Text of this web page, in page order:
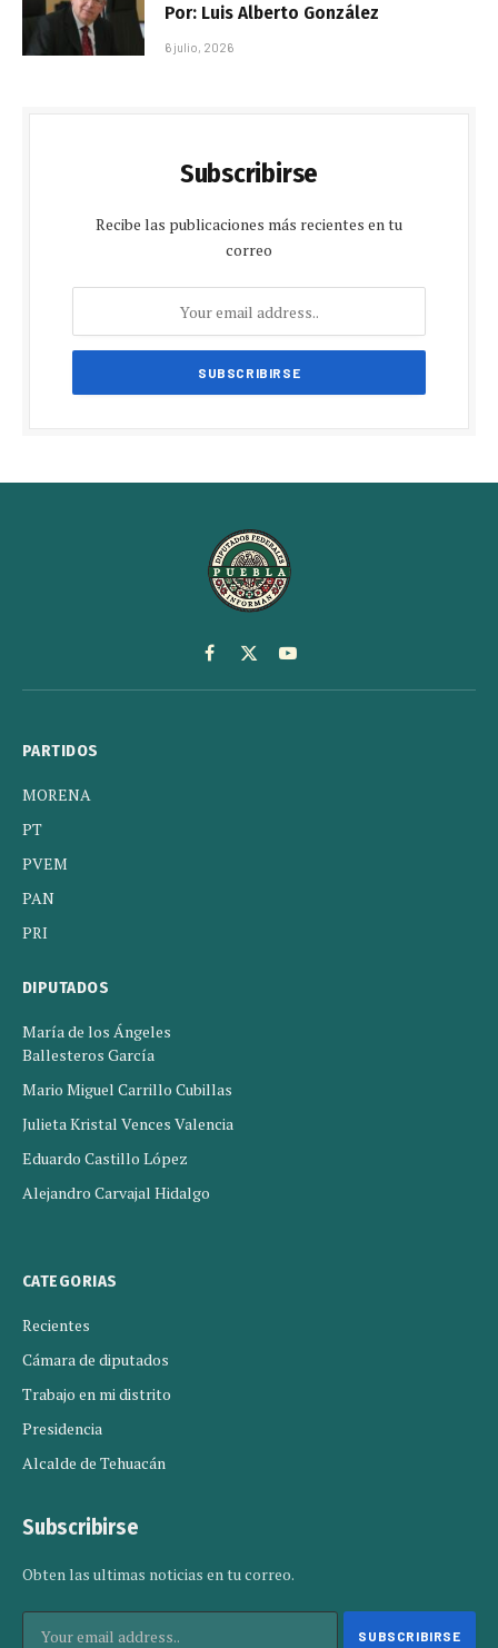
Por: Luis Alberto González
6 julio, 2026
Subscribirse
Recibe las publicaciones más recientes en tu
correo
Facebook
X
(Twitter)
YouTube
PARTIDOS
MORENA
PT
PVEM
PAN
PRI
DIPUTADOS
María de los Ángeles
Ballesteros García
Mario Miguel Carrillo Cubillas
Julieta Kristal Vences Valencia
Eduardo Castillo López
Alejandro Carvajal Hidalgo
CATEGORIAS
Recientes
Cámara de diputados
Trabajo en mi distrito
Presidencia
Alcalde de Tehuacán
Subscribirse
Obten las ultimas noticias en tu correo.